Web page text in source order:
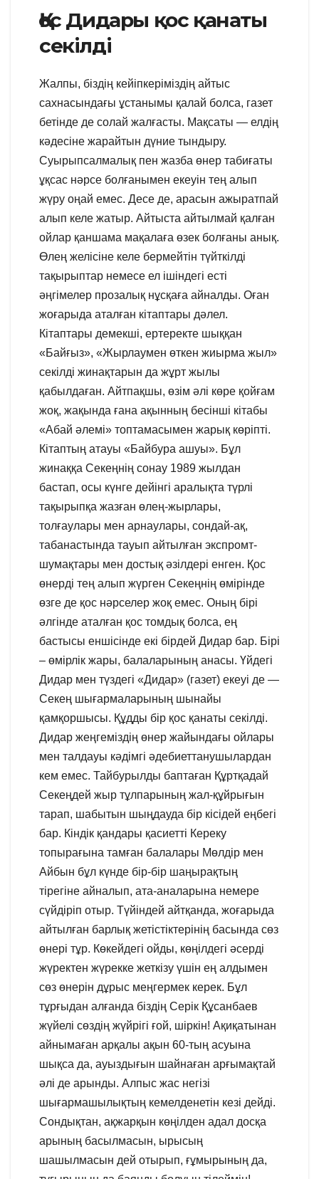
Қос Дидары қос қанаты
секілді
Жалпы, біздің кейіпкеріміздің айтыс
сахнасындағы ұстанымы қалай болса, газет
бетінде де солай жалғасты. Мақсаты — елдің
кәдесіне жарайтын дүние тындыру.
Суырыпсалмалық пен жазба өнер табиғаты
ұқсас нәрсе болғанымен екеуін тең алып
жүру оңай емес. Десе де, арасын ажыратпай
алып келе жатыр. Айтыста айтылмай қалған
ойлар қаншама мақалаға өзек болғаны анық.
Өлең желісіне келе бермейтін түйткілді
тақырыптар немесе ел ішіндегі есті
әңгімелер прозалық нұсқаға айналды. Оған
жоғарыда аталған кітаптары дәлел.
Кітаптары демекші, ертеректе шыққан
«Байғыз», «Жырлаумен өткен жиырма жыл»
секілді жинақтарын да жұрт жылы
қабылдаған. Айтпақшы, өзім әлі көре қойғам
жоқ, жақында ғана ақынның бесінші кітабы
«Абай әлемі» топтамасымен жарық көріпті.
Кітаптың атауы «Байбура ашуы». Бұл
жинаққа Секеңнің сонау 1989 жылдан
бастап, осы күнге дейінгі аралықта түрлі
тақырыпқа жазған өлең-жырлары,
толғаулары мен арнаулары, сондай-ақ,
табанастында тауып айтылған экспромт-
шумақтары мен достық әзілдері енген. Қос
өнерді тең алып жүрген Секеңнің өмірінде
өзге де қос нәрселер жоқ емес. Оның бірі
әлгінде аталған қос томдық болса, ең
бастысы еншісінде екі бірдей Дидар бар. Бірі
– өмірлік жары, балаларының анасы. Үйдегі
Дидар мен түздегі «Дидар» (газет) екеуі де —
Секең шығармаларының шынайы
қамқоршысы. Құдды бір қос қанаты секілді.
Дидар жеңгеміздің өнер жайындағы ойлары
мен талдауы кәдімгі әдебиеттанушылардан
кем емес. Тайбурылды баптаған Құртқадай
Секеңдей жыр тұлпарының жал-құйрығын
тарап, шабытын шыңдауда бір кісідей еңбегі
бар. Кіндік қандары қасиетті Кереку
топырағына тамған балалары Мөлдір мен
Айбын бұл күнде бір-бір шаңырақтың
тірегіне айналып, ата-аналарына немере
сүйдіріп отыр. Түйіндей айтқанда, жоғарыда
айтылған барлық жетістіктерінің басында сөз
өнері тұр. Көкейдегі ойды, көңілдегі әсерді
жүректен жүрекке жеткізу үшін ең алдымен
сөз өнерін дұрыс меңгермек керек. Бұл
тұрғыдан алғанда біздің Серік Құсанбаев
жүйелі сөздің жүйрігі ғой, шіркін! Ақиқатынан
айнымаған арқалы ақын 60-тың асуына
шықса да, ауыздығын шайнаған арғымақтай
әлі де арынды. Алпыс жас негізі
шығармашылықтың кемелденетін кезі дейді.
Сондықтан, ақжарқын көңілден адал досқа
арының басылмасын, ырысың
шашылмасын дей отырып, ғұмырының да,